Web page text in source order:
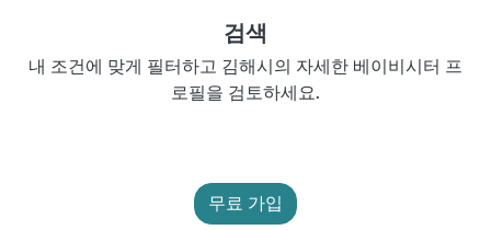
검색
내 조건에 맞게 필터하고 김해시의 자세한 베이비시터 프
로필을 검토하세요.
무료 가입